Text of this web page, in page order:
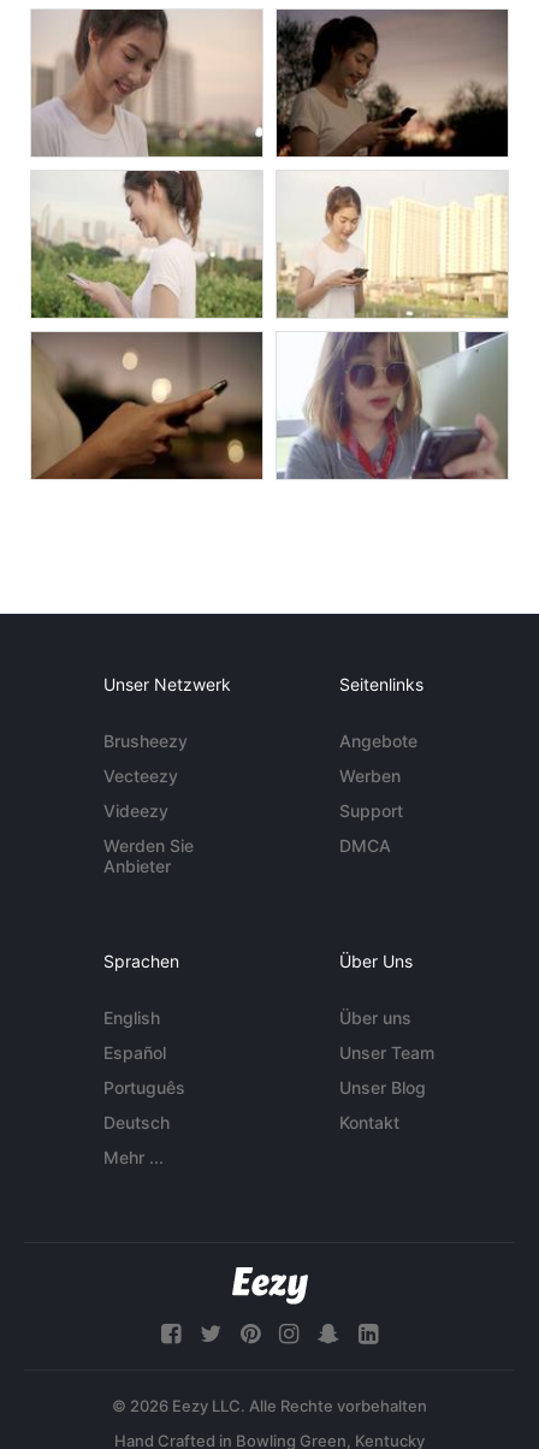
Unser Netzwerk
Brusheezy
Vecteezy
Videezy
Werden Sie
Anbieter
Seitenlinks
Angebote
Werben
Support
DMCA
Sprachen
English
Español
Português
Deutsch
Mehr ...
Über Uns
Über uns
Unser Team
Unser Blog
Kontakt
© 2026 Eezy LLC. Alle Rechte vorbehalten